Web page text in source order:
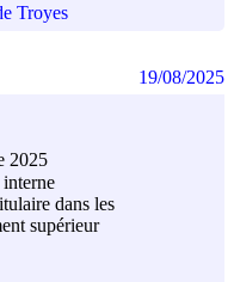
Troyes
2025
dans les
supérieur
19/08/2025